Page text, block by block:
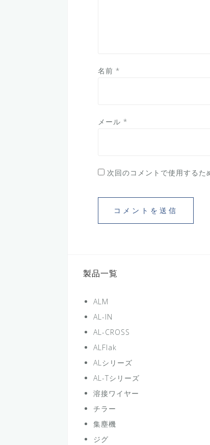
名前 *
メール *
次回のコメントで使用するた
製品一覧
ALM
AL-IN
AL-CROSS
ALFlak
ALシリーズ
AL-Tシリーズ
溶接ワイヤー
チラー
集塵機
ジグ